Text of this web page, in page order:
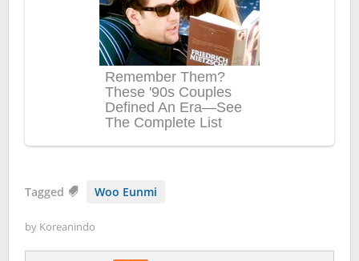
Tagged Woo Eunmi
by Koreanindo